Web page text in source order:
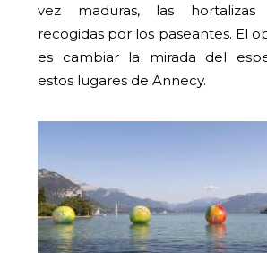
vez maduras, las
recogidas por los paseantes. El
es cambiar la mirada del
estos lugares de Annecy.